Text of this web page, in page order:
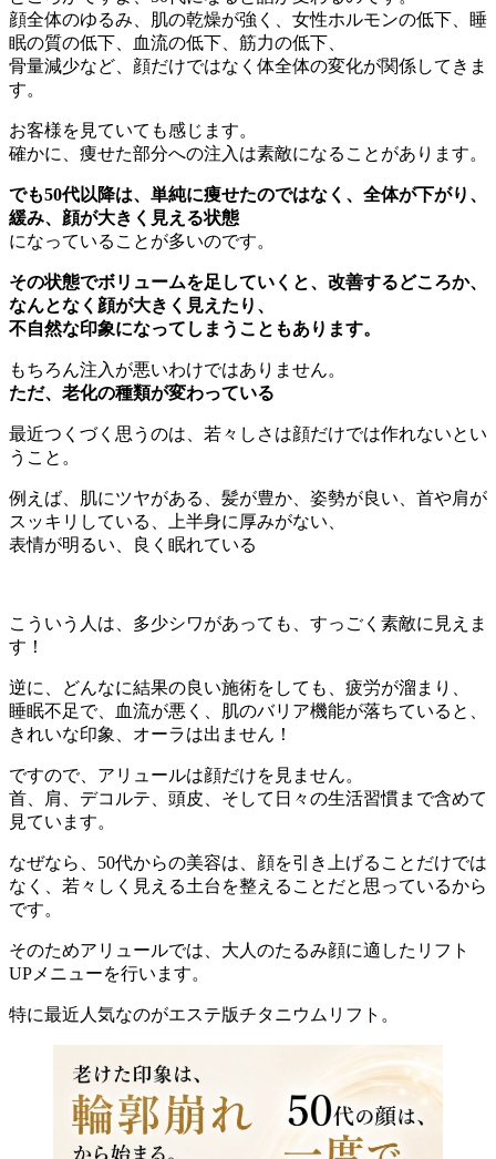
顔全体のゆるみ、肌の乾燥が強く、女性ホルモンの低下、睡
眠の質の低下、血流の低下、筋力の低下、
骨量減少など、顔だけではなく体全体の変化が関係してきま
す。
お客様を見ていても感じます。
確かに、痩せた部分への注入は素敵になることがあります。
でも50代以降は、単純に痩せたのではなく、全体が下がり、
緩み、顔が大きく見える状態
になっていることが多いのです。
その状態でボリュームを足していくと、改善するどころか、
なんとなく顔が大きく見えたり、
不自然な印象になってしまうこともあります。
もちろん注入が悪いわけではありません。
ただ、老化の種類が変わっている
最近つくづく思うのは、若々しさは顔だけでは作れないとい
うこと。
例えば、肌にツヤがある、髪が豊か、姿勢が良い、首や肩が
スッキリしている、上半身に厚みがない、
表情が明るい、良く眠れている
こういう人は、多少シワがあっても、すっごく素敵に見えま
す！
逆に、どんなに結果の良い施術をしても、疲労が溜まり、
睡眠不足で、血流が悪く、肌のバリア機能が落ちていると、
きれいな印象、オーラは出ません！
ですので、アリュールは顔だけを見ません。
首、肩、デコルテ、頭皮、そして日々の生活習慣まで含めて
見ています。
なぜなら、50代からの美容は、顔を引き上げることだけでは
なく、若々しく見える土台を整えることだと思っているから
です。
そのためアリュールでは、大人のたるみ顔に適したリフト
UPメニューを行います。
特に最近人気なのがエステ版チタニウムリフト。